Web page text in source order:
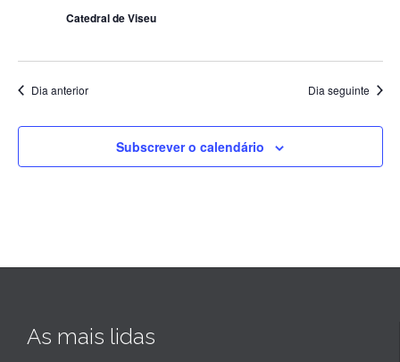
Catedral de Viseu
Dia anterior Dia seguinte
Subscrever o calendário
As mais lidas